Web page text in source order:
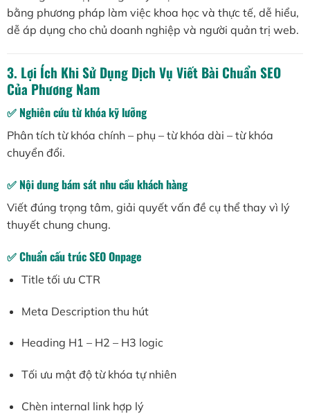
bằng phương pháp làm việc khoa học và thực tế, dễ hiểu,
dễ áp dụng cho chủ doanh nghiệp và người quản trị web.
3. Lợi Ích Khi Sử Dụng Dịch Vụ Viết Bài Chuẩn SEO
Của Phương Nam
✅ Nghiên cứu từ khóa kỹ lưỡng
Phân tích từ khóa chính – phụ – từ khóa dài – từ khóa
chuyển đổi.
✅ Nội dung bám sát nhu cầu khách hàng
Viết đúng trọng tâm, giải quyết vấn đề cụ thể thay vì lý
thuyết chung chung.
✅ Chuẩn cấu trúc SEO Onpage
Title tối ưu CTR
Meta Description thu hút
Heading H1 – H2 – H3 logic
Tối ưu mật độ từ khóa tự nhiên
Chèn internal link hợp lý